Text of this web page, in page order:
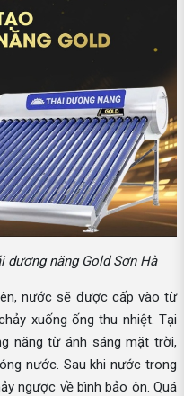
dương năng Gold Sơn Hà
nước sẽ được cấp vào từ
xuống ống thu nhiệt. Tại
năng từ ánh sáng mặt trời,
nước. Sau khi nước trong
ngược về bình bảo ôn. Quá